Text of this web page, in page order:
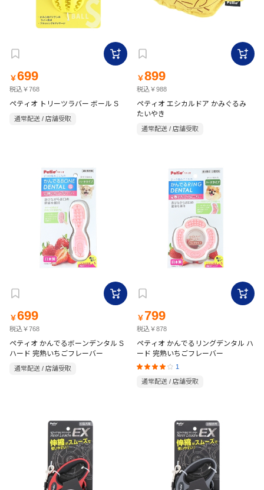
￥699
税込￥768
ペティオ トリーツラバー ボール S
通常配送 / 店舗受取
￥899
税込￥988
ペティオ エシカルドア かみぐるみ
たいやき
通常配送 / 店舗受取
￥699
税込￥768
ペティオ かんでるボーンデンタル S
ハード 完熟いちごフレーバー
通常配送 / 店舗受取
￥ 799
税込￥878
ペティオ かんでるリングデンタル ハ
ード 完熟いちごフレーバー
1
通常配送 / 店舗受取